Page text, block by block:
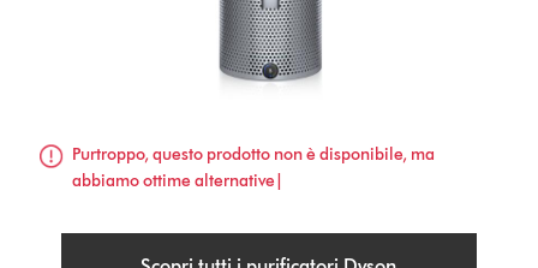
Purtroppo, questo prodotto non è disponibile, ma
abbiamo ottime alternative|